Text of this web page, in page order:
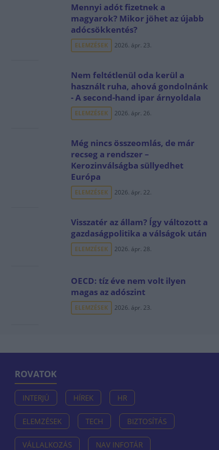
Mennyi adót fizetnek a
magyarok? Mikor jöhet az újabb
adócsökkentés?
ELEMZÉSEK 2026. ápr. 23.
Nem feltétlenül oda kerül a
használt ruha, ahová gondolnánk
- A second-hand ipar árnyoldala
ELEMZÉSEK 2026. ápr. 26.
Még nincs összeomlás, de már
recseg a rendszer –
Kerozinválságba süllyedhet
Európa
ELEMZÉSEK 2026. ápr. 22.
Visszatér az állam? Így változott a
gazdaságpolitika a válságok után
ELEMZÉSEK 2026. ápr. 28.
OECD: tíz éve nem volt ilyen
magas az adószint
ELEMZÉSEK 2026. ápr. 23.
ROVATOK
INTERJÚ HÍREK HR
ELEMZÉSEK TECH BIZTOSÍTÁS
VÁLLALKOZÁS NAV INFOTÁR